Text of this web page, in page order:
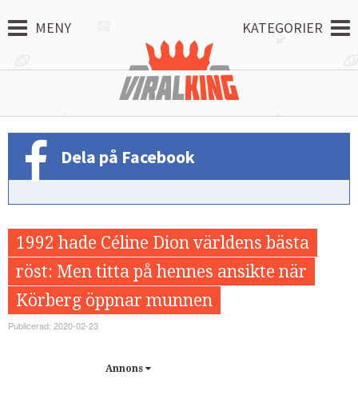
MENY KATEGORIER
Dela på Facebook
1992 hade Céline Dion världens bästa
röst: Men titta på hennes ansikte när
Körberg öppnar munnen
Publicerad: 2020-02-23
Annons